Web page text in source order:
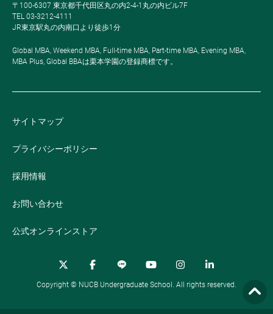
〒100-6307 東京都千代田区丸の内2-4-1丸の内ビル7F
TEL 03-3212-4111
JR東京駅丸の内南口より徒歩1分
Global MBA, Weekend MBA, Full-time MBA, Part-time MBA, Evening MBA,
MBA Plus, Global BBAは栗本学園の登録商標です。
サイトマップ
プライバシーポリシー
採用情報
お問い合わせ
公式オンラインストア
Copyright © NUCB Undergraduate School. All rights reserved.